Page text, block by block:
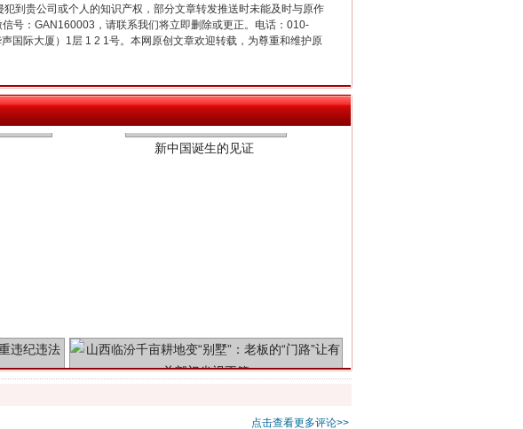
到贵公司或个人的知识产权，部分文章转发推送时未能及时与原作
号：GAN160003，请联系我们将立即删除或更正。电话：010-
国际大厦）1层 1 2 1号。本网原创文章欢迎转载，为尊重和维护原
点击查看更多评论>>